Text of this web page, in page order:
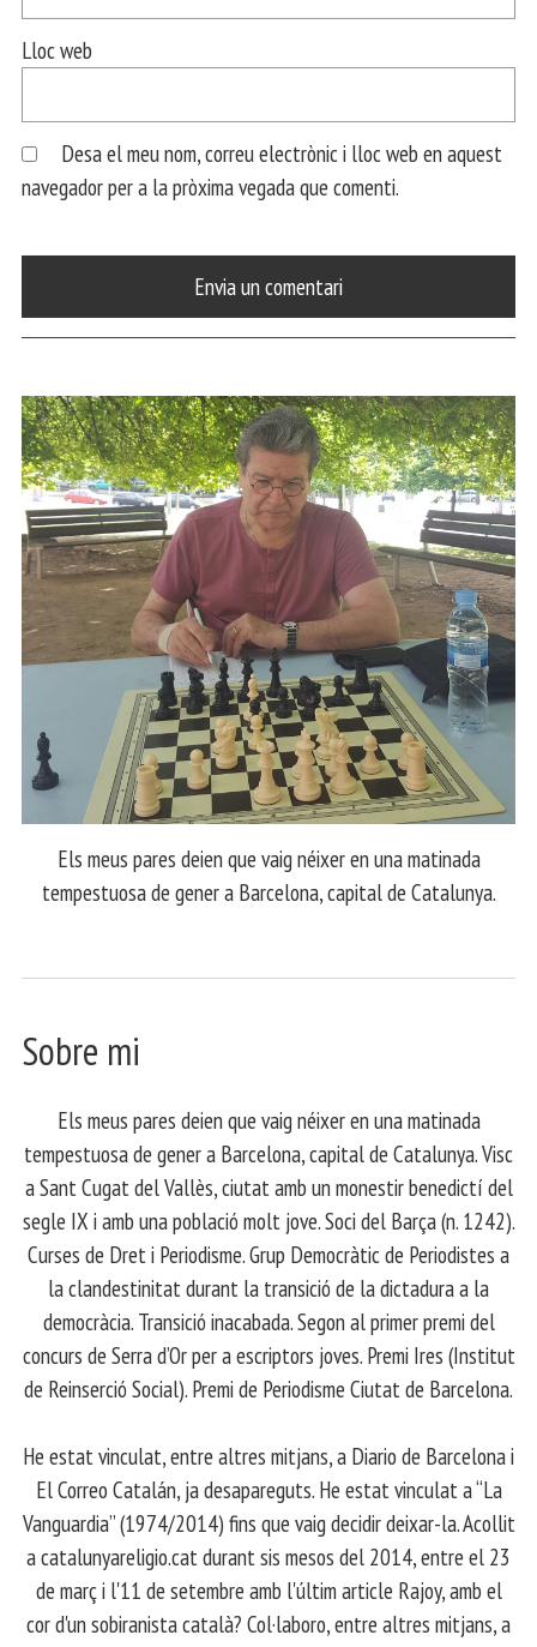
Lloc web
Desa el meu nom, correu electrònic i lloc web en aquest
navegador per a la pròxima vegada que comenti.
Els meus pares deien que vaig néixer en una matinada
tempestuosa de gener a Barcelona, capital de Catalunya.
Sobre mi
Els meus pares deien que vaig néixer en una matinada
tempestuosa de gener a Barcelona, capital de Catalunya. Visc
a Sant Cugat del Vallès, ciutat amb un monestir benedictí del
segle IX i amb una població molt jove. Soci del Barça (n. 1242).
Curses de Dret i Periodisme. Grup Democràtic de Periodistes a
la clandestinitat durant la transició de la dictadura a la
democràcia. Transició inacabada. Segon al primer premi del
concurs de Serra d’Or per a escriptors joves. Premi Ires (Institut
de Reinserció Social). Premi de Periodisme Ciutat de Barcelona.
​ He estat vinculat, entre altres mitjans, a Diario de Barcelona i
El Correo Catalán, ja desapareguts. He estat vinculat a “La
Vanguardia” (1974/2014) fins que vaig decidir deixar-la. Acollit
a catalunyareligio.cat durant sis mesos del 2014, entre el 23
de març i l'11 de setembre amb l'últim article Rajoy, amb el
cor d'un sobiranista català? Col·laboro, entre altres mitjans, a